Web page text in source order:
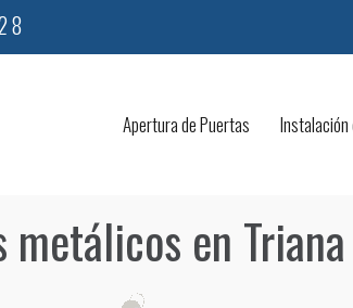
Apertura de Puertas
metálicos en Triana